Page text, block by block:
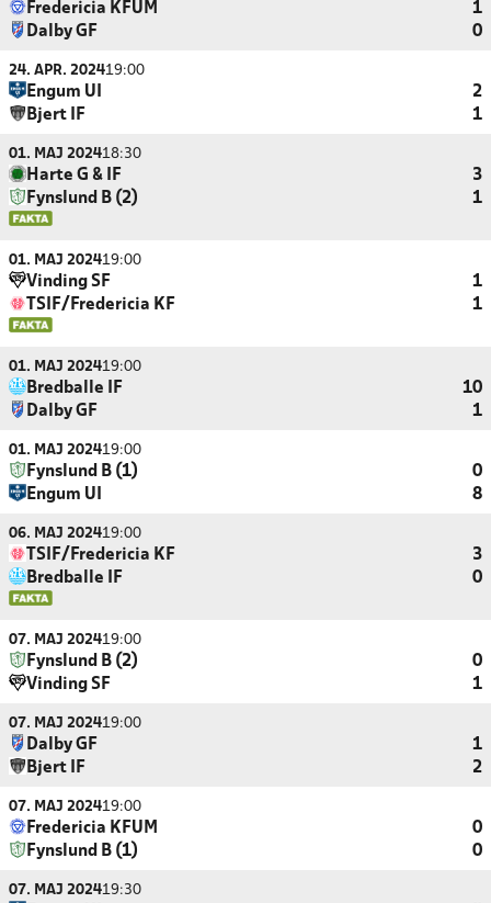
Fredericia KFUM
1
Dalby GF
0
24. APR. 202419:00
Engum UI
2
Bjert IF
1
01. MAJ 202418:30
Harte G & IF
3
Fynslund B (2)
1
01. MAJ 202419:00
Vinding SF
1
TSIF/Fredericia KF
1
01. MAJ 202419:00
Bredballe IF
10
Dalby GF
1
01. MAJ 202419:00
Fynslund B (1)
0
Engum UI
8
06. MAJ 202419:00
TSIF/Fredericia KF
3
Bredballe IF
0
07. MAJ 202419:00
Fynslund B (2)
0
Vinding SF
1
07. MAJ 202419:00
Dalby GF
1
Bjert IF
2
07. MAJ 202419:00
Fredericia KFUM
0
Fynslund B (1)
0
07. MAJ 202419:30